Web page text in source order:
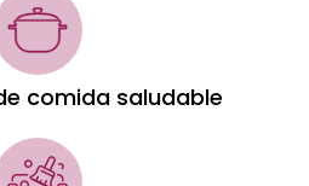
comida saludable